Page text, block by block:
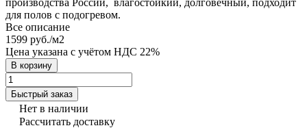
для полов с подогревом.
Все описание
1599 руб./м2
Цена указана с учётом НДС 22%
В корзину
Быстрый заказ
Нет в наличии
Рассчитать доставку